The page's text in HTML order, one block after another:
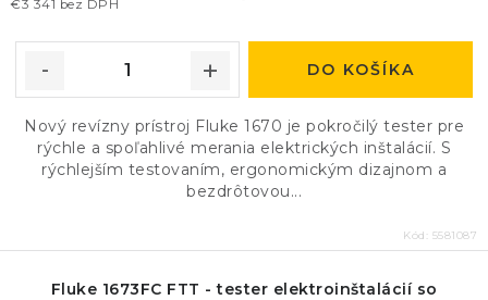
€3 341 bez DPH
DO KOŠÍKA
Nový revízny prístroj Fluke 1670 je pokročilý tester pre
rýchle a spoľahlivé merania elektrických inštalácií. S
rýchlejším testovaním, ergonomickým dizajnom a
bezdrôtovou...
Kód: 5581087
Fluke 1673FC FTT - tester elektroinštalácií so